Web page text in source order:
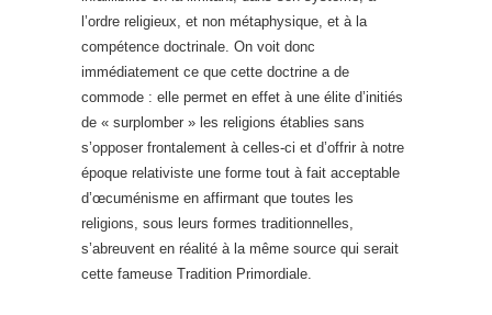
l’ordre religieux, et non métaphysique, et à la
compétence doctrinale. On voit donc
immédiatement ce que cette doctrine a de
commode : elle permet en effet à une élite d’initiés
de « surplomber » les religions établies sans
s’opposer frontalement à celles-ci et d’offrir à notre
époque relativiste une forme tout à fait acceptable
d’œcuménisme en affirmant que toutes les
religions, sous leurs formes traditionnelles,
s’abreuvent en réalité à la même source qui serait
cette fameuse Tradition Primordiale.